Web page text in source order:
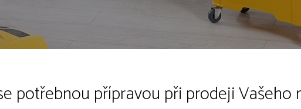
potřebnou přípravou při prodeji Vašeho